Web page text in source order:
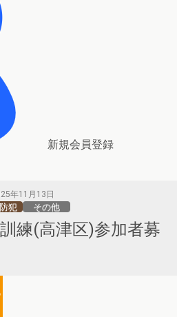
新規会員登録
年11月13日
犯 その他
練(高津区)参加者募